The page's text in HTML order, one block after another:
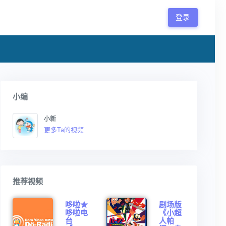
登录
小编
小新
更多Ta的视频
推荐视频
哆啦★
哆啦电
台
剧场版
《小超
人帕